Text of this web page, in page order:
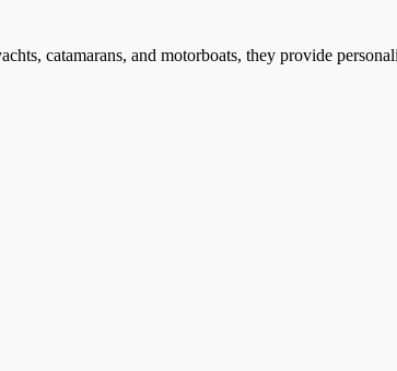
catamarans, and motorboats, they provide